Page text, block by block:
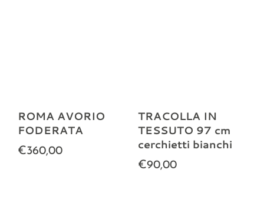
ROMA AVORIO
FODERATA
€360,00
TRACOLLA IN
TESSUTO 97 cm
cerchietti bianchi
€90,00